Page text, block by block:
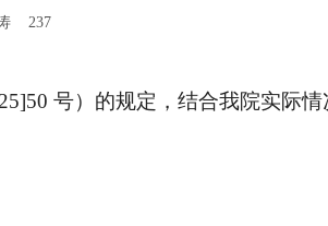
涛 237
号）的规定，结合我院实际